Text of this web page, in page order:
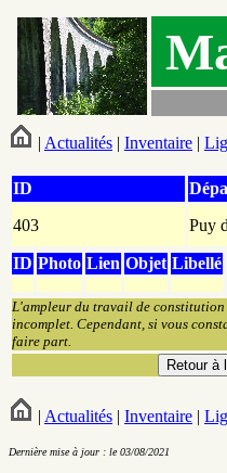
| Actualités | Inventaire |
ID
403
Puy
ID Photo Lien Objet Libellé
L'ampleur du travail de constitution
incomplet. Cependant, si vous
faire part.
| Actualités | Inventaire |
Dernière mise à jour : le 03/08/2021